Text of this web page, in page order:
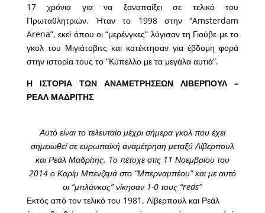
17 χρόνια για να ξαναπαίξει σε τελικό του
Πρωταθλητριών. Ήταν το 1998 στην “Amsterdam
Arena”, εκεί όπου οι “μερένγκες” λύγισαν τη Γιούβε με το
γκολ του Μιγιάτοβιτς και κατέκτησαν για έβδομη φορά
στην ιστορία τους το “Κύπελλο με τα μεγάλα αυτιά”.
Η ΙΣΤΟΡΙΑ ΤΩΝ ΑΝΑΜΕΤΡΗΣΕΩΝ ΛΙΒΕΡΠΟΥΛ –
ΡΕΑΛ ΜΑΔΡΙΤΗΣ
Αυτό είναι το τελευταίο μέχρι σήμερα γκολ που έχει
σημειωθεί σε ευρωπαϊκή αναμέτρηση μεταξύ Λίβερπουλ
και Ρεάλ Μαδρίτης. Το πέτυχε στις 11 Νοεμβρίου του
2014 ο Καρίμ Μπενζεμά στο “Μπερναμπέου” και με αυτό
οι “μπλάνκος” νίκησαν 1-0 τους “reds”
Εκτός από τον τελικό του 1981, Λίβερπουλ και Ρεάλ